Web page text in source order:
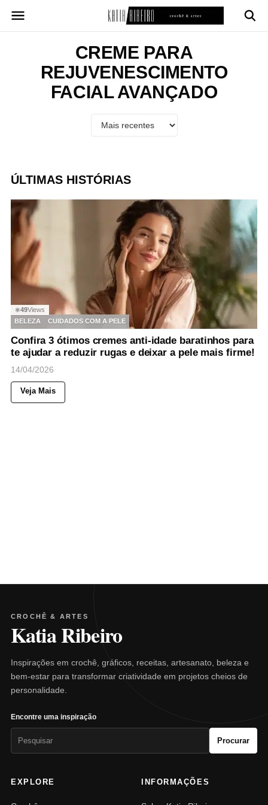
para
CREME PARA
REJUVENESCIMENTO
FACIAL AVANÇADO
ÚLTIMAS HISTÓRIAS
◉49Views
BELEZA
CUIDADOS COM A PELE
Confira 3 ótimos cremes anti-idade baratinhos para
te ajudar a reduzir rugas e deixar a pele mais firme!
14/04/2026
Veja Mais
CROCHÊ & ARTES
Katia Ribeiro
Inspirações em crochê, gráficos, receitas, artesanato, beleza e
bem-estar para transformar criatividade em projetos cheios de
personalidade.
Encontre uma inspiração
Procurar
EXPLORE INFORMAÇÕES